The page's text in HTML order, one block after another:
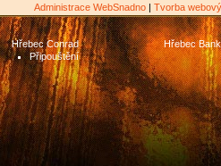
Administrace WebSnadno| Tvorba
Hřebec Conrad
Připouštění
Hřebec